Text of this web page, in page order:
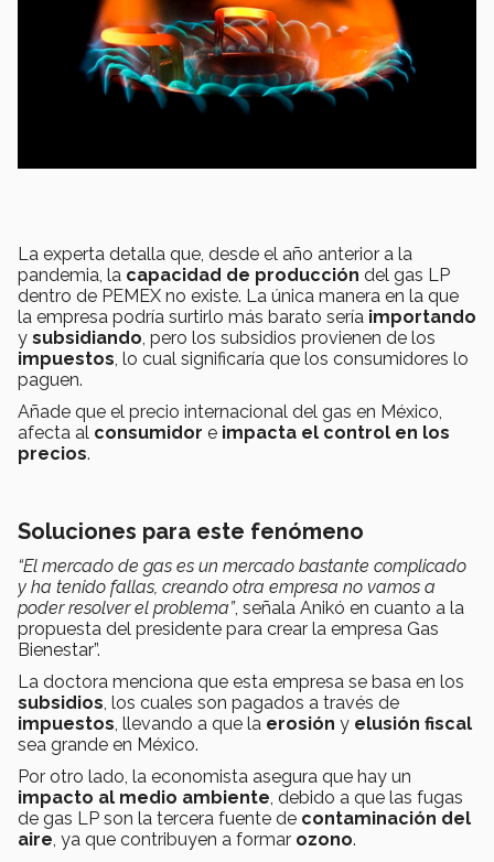
La experta detalla que, desde el año anterior a la
pandemia, la capacidad de producción del gas LP
dentro de PEMEX no existe. La única manera en la que
la empresa podría surtirlo más barato sería importando
y subsidiando, pero los subsidios provienen de los
impuestos, lo cual significaría que los consumidores lo
paguen.
Añade que el precio internacional del gas en México,
afecta al consumidor e impacta el control en los
precios.
Soluciones para este fenómeno
“El mercado de gas es un mercado bastante complicado
y ha tenido fallas, creando otra empresa no vamos a
poder resolver el problema”, señala Anikó en cuanto a la
propuesta del presidente para crear la empresa Gas
Bienestar”.
La doctora menciona que esta empresa se basa en los
subsidios, los cuales son pagados a través de
impuestos, llevando a que la erosión y elusión fiscal
sea grande en México.
Por otro lado, la economista asegura que hay un
impacto al medio ambiente, debido a que las fugas
de gas LP son la tercera fuente de contaminación del
aire, ya que contribuyen a formar ozono.